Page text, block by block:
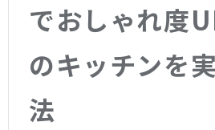
でおしゃれ度
のキッチンを
法